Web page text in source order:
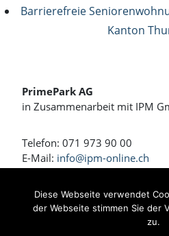
Barrierefreie
Kanton
PrimePark AG
in Zusammenarbeit mit IPM
Telefon: 071 973 90 00
E-Mail: info@ipm-online.ch
Wohnen und Arbeiten am
Bahnhofstrasse 4 + 4a
Diese Webseite verwendet
der Webseite stimmen Sie der
zu.